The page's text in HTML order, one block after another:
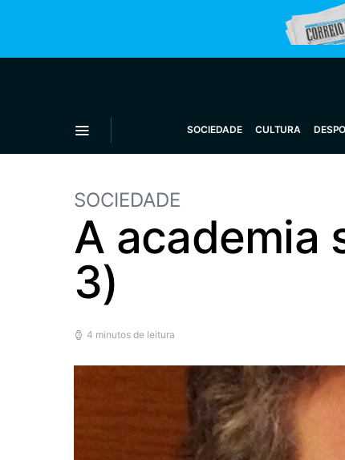
SOCIEDADE CULTURA
SOCIEDADE
A academia
3)
4 minutos de leitura